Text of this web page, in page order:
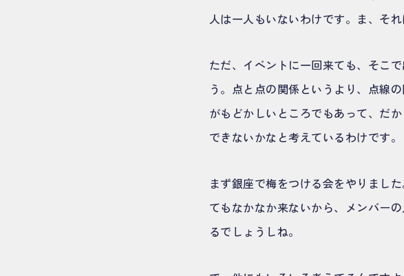
人は一人もいないわけです。ま、それ
ただ、イベントに一回来ても、そこ
う。点と点の関係というより、点線
がもどかしいところでもあって、だ
できないかなと考えているわけです。
まず銀座で梅をつける会をやりまし
てもなかなか来ないから、メンバー
るでしょうしね。